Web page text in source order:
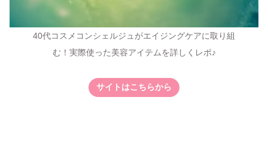
40代コスメコンシェルジュがエイジングケアに取り組
む！実際使った美容アイテムを詳しくレポ♪
サイトはこちらから